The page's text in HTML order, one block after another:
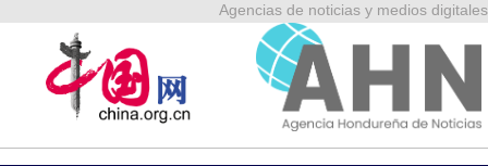
Agencias de noticias y medios digitales